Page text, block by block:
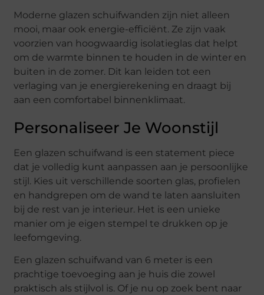
Moderne glazen schuifwanden zijn niet alleen
mooi, maar ook energie-efficiënt. Ze zijn vaak
voorzien van hoogwaardig isolatieglas dat helpt
om de warmte binnen te houden in de winter en
buiten in de zomer. Dit kan leiden tot een
verlaging van je energierekening en draagt bij
aan een comfortabel binnenklimaat.
Personaliseer Je Woonstijl
Een glazen schuifwand is een statement piece
dat je volledig kunt aanpassen aan je persoonlijke
stijl. Kies uit verschillende soorten glas, profielen
en handgrepen om de wand te laten aansluiten
bij de rest van je interieur. Het is een unieke
manier om je eigen stempel te drukken op je
leefomgeving.
Een glazen schuifwand van 6 meter is een
prachtige toevoeging aan je huis die zowel
praktisch als stijlvol is. Of je nu op zoek bent naar